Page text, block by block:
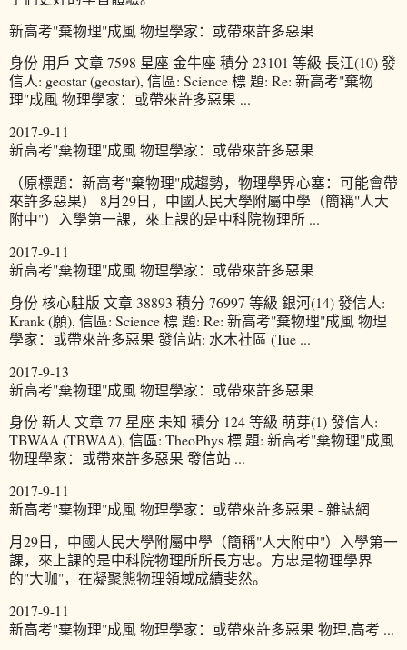
新高考"棄物理"成風 物理學家：或帶來許多惡果
身份 用戶 文章 7598 星座 金牛座 積分 23101 等級 長江(10) 發
信人: geostar (geostar), 信區: Science 標 題: Re: 新高考"棄物
理"成風 物理學家：或帶來許多惡果 ...
2017-9-11
新高考"棄物理"成風 物理學家：或帶來許多惡果
（原標題：新高考"棄物理"成趨勢，物理學界心塞：可能會帶
來許多惡果） 8月29日，中國人民大學附屬中學（簡稱"人大
附中"）入學第一課，來上課的是中科院物理所 ...
2017-9-11
新高考"棄物理"成風 物理學家：或帶來許多惡果
身份 核心駐版 文章 38893 積分 76997 等級 銀河(14) 發信人:
Krank (願), 信區: Science 標 題: Re: 新高考"棄物理"成風 物理
學家：或帶來許多惡果 發信站: 水木社區 (Tue ...
2017-9-13
新高考"棄物理"成風 物理學家：或帶來許多惡果
身份 新人 文章 77 星座 未知 積分 124 等級 萌芽(1) 發信人:
TBWAA (TBWAA), 信區: TheoPhys 標 題: 新高考"棄物理"成風
物理學家：或帶來許多惡果 發信站 ...
2017-9-11
新高考"棄物理"成風 物理學家：或帶來許多惡果 - 雜誌網
月29日，中國人民大學附屬中學（簡稱"人大附中"）入學第一
課，來上課的是中科院物理所所長方忠。方忠是物理學界
的"大咖"，在凝聚態物理領域成績斐然。
2017-9-11
新高考"棄物理"成風 物理學家：或帶來許多惡果 物理,高考 ...